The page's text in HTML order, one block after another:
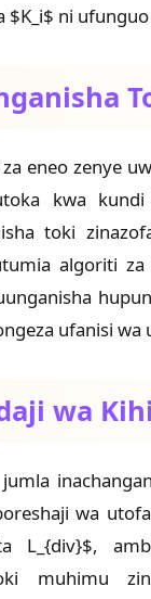
$K_i$ ni
eneo zenye
kwa
toki
algoriti za
ufanisi
wa
wa
L_{div}$,
muhimu